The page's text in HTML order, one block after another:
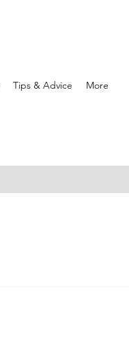
Tips & Advice More